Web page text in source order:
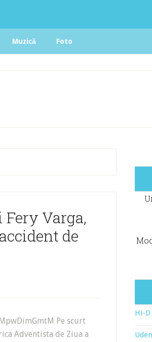
Muzică Foto
Varga,
de
Pe scurt
Adventista de Ziua a
Hi-